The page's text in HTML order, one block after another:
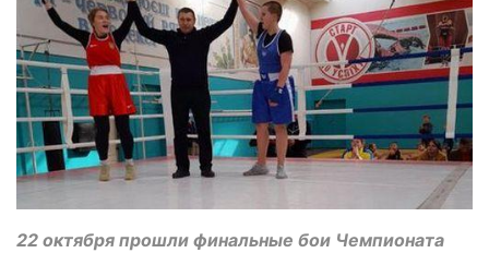
22 октября прошли финальные бои Чемпионата